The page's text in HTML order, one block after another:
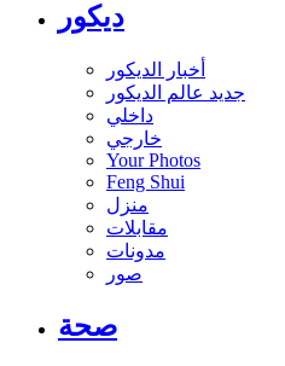
ديكور
أخبار الديكور
جديد عالم الديكور
داخلي
خارجي
Your Photos
Feng Shui
منزل
مقابلات
مدونات
صور
صحة